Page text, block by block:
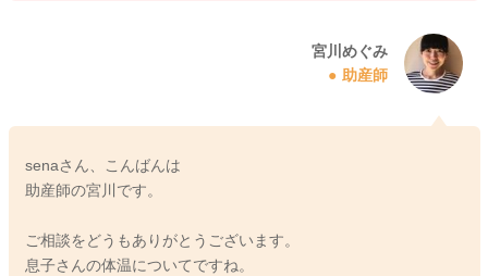
宮川めぐみ
助産師
senaさん、こんばんは
助産師の宮川です。
ご相談をどうもありがとうございます。
息子さんの体温についてですね。